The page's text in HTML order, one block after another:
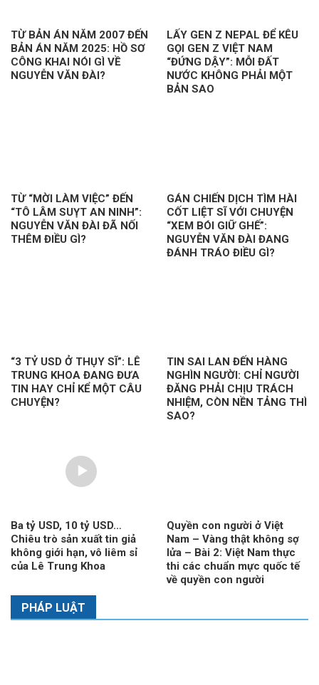
TỪ BẢN ÁN NĂM 2007 ĐẾN
BẢN ÁN NĂM 2025: HỒ SƠ
CÔNG KHAI NÓI GÌ VỀ
NGUYỄN VĂN ĐÀI?
LẤY GEN Z NEPAL ĐỂ KÊU
GỌI GEN Z VIỆT NAM
“ĐỨNG DẬY”: MỖI ĐẤT
NƯỚC KHÔNG PHẢI MỘT
BẢN SAO
TỪ “MỜI LÀM VIỆC” ĐẾN
“TÔ LÂM SUỴT AN NINH”:
NGUYỄN VĂN ĐÀI ĐÃ NỐI
THÊM ĐIỀU GÌ?
GÁN CHIẾN DỊCH TÌM HÀI
CỐT LIỆT SĨ VỚI CHUYỆN
“XEM BÓI GIỮ GHẾ”:
NGUYỄN VĂN ĐÀI ĐANG
ĐÁNH TRÁO ĐIỀU GÌ?
“3 TỶ USD Ở THỤY SĨ”: LÊ
TRUNG KHOA ĐANG ĐƯA
TIN HAY CHỈ KỂ MỘT CÂU
CHUYỆN?
TIN SAI LAN ĐẾN HÀNG
NGHÌN NGƯỜI: CHỈ NGƯỜI
ĐĂNG PHẢI CHỊU TRÁCH
NHIỆM, CÒN NỀN TẢNG THÌ
SAO?
Ba tỷ USD, 10 tỷ USD…
Chiêu trò sản xuất tin giả
không giới hạn, vô liêm sỉ
của Lê Trung Khoa
Quyền con người ở Việt
Nam – Vàng thật không sợ
lửa – Bài 2: Việt Nam thực
thi các chuẩn mực quốc tế
về quyền con người
PHÁP LUẬT